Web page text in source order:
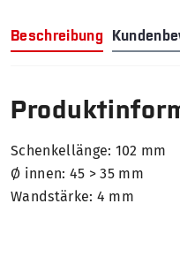
Beschreibung
Schenkellänge: 102 mm
Ø innen: 45 > 35 mm
Wandstärke: 4 mm